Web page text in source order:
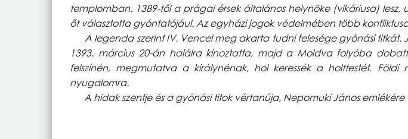
templomban. 1389-től a prágai érsek általános helynöke (vikáriusa)
őt választotta gyóntatójául. Az egyházi jogok védelmében több
A legenda szerint IV. Vencel meg akarta tudni felesége gyónási titkát,
1393. március 20-án halálra kínoztatta, majd a Moldva folyóba
felszínén, megmutatva a királynénak, hol keressék a holttestét.
nyugalomra.
A hidak szentje és a gyónási titok vértanúja, Nepomuki János